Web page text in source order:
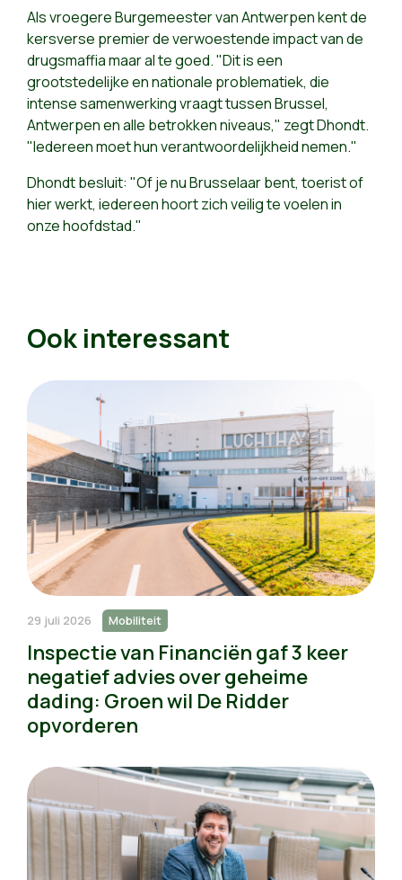
Als vroegere Burgemeester van Antwerpen kent de
kersverse premier de verwoestende impact van de
drugsmaffia maar al te goed. "Dit is een
grootstedelijke en nationale problematiek, die
intense samenwerking vraagt tussen Brussel,
Antwerpen en alle betrokken niveaus," zegt Dhondt.
"Iedereen moet hun verantwoordelijkheid nemen."
Dhondt besluit: "Of je nu Brusselaar bent, toerist of
hier werkt, iedereen hoort zich veilig te voelen in
onze hoofdstad."
Ook interessant
29 juli 2026 Mobiliteit
Inspectie van Financiën gaf 3 keer
negatief advies over geheime
dading: Groen wil De Ridder
opvorderen